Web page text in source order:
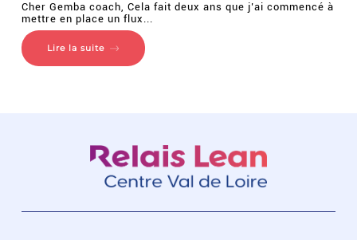
Cher Gemba coach, Cela fait deux ans que j’ai commencé à
mettre en place un flux...
Lire la suite